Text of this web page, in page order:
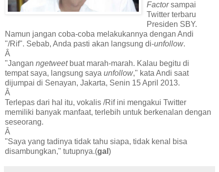
Factorsampai
Twitter terbaru
Presiden SBY.
Namun jangan coba-coba melakukannya dengan Andi
"/Rif". Sebab, Anda pasti akan langsung di-unfollow.
Â
"Jangan ngetweetbuat marah-marah. Kalau begitu di
tempat saya, langsung saya unfollow," kata Andi saat
dijumpai di Senayan, Jakarta, Senin 15 April 2013.
Â
Terlepas dari hal itu, vokalis /Rif ini mengakui Twitter
memiliki banyak manfaat, terlebih untuk berkenalan dengan
seseorang.
Â
"Saya yang tadinya tidak tahu siapa, tidak kenal bisa
disambungkan," tutupnya.(gal )